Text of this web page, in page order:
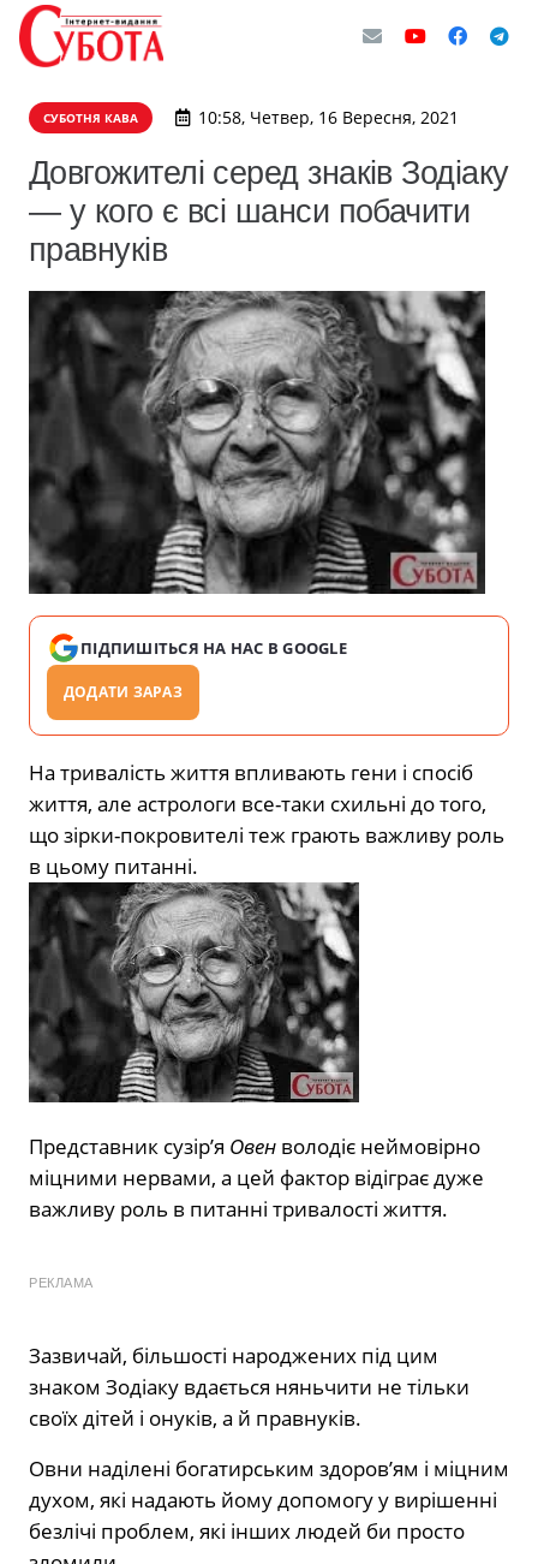
СУБОТНЯ КАВА 10:58, Четвер, 16 Вересня, 2021
Довгожителі серед знаків Зодіаку
— у кого є всі шанси побачити
правнуків
ПІДПИШІТЬСЯ НА НАС В GOOGLE
ДОДАТИ ЗАРАЗ
На тривалість життя впливають гени і спосіб
життя, але астрологи все-таки схильні до того,
що зірки-покровителі теж грають важливу роль
в цьому питанні.
Представник сузір’я Овен володіє неймовірно
міцними нервами, а цей фактор відіграє дуже
важливу роль в питанні тривалості життя.
РЕКЛАМА
Зазвичай, більшості народжених під цим
знаком Зодіаку вдається няньчити не тільки
своїх дітей і онуків, а й правнуків.
Овни наділені богатирським здоров’ям і міцним
духом, які надають йому допомогу у вирішенні
безлічі проблем, які інших людей би просто